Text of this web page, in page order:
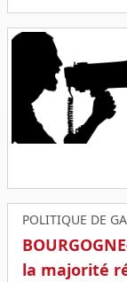
POLITIQUE DE
la majorité